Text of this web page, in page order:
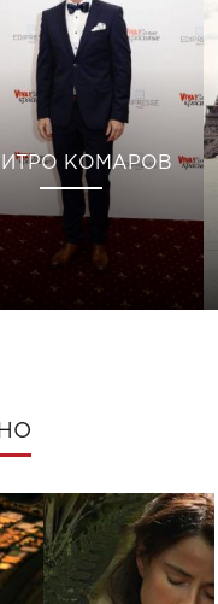
КОМАРОВ